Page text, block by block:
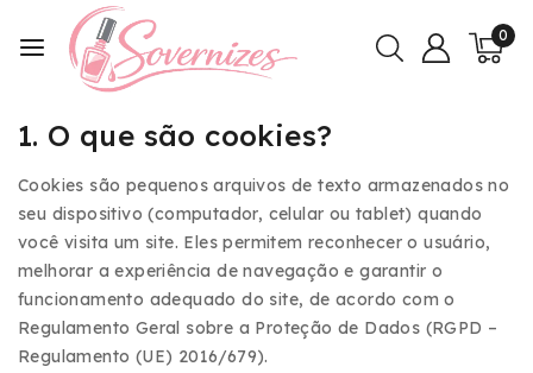
0
1. O que são cookies?
Cookies são pequenos arquivos de texto armazenados no
seu dispositivo (computador, celular ou tablet) quando
você visita um site. Eles permitem reconhecer o usuário,
melhorar a experiência de navegação e garantir o
funcionamento adequado do site, de acordo com o
Regulamento Geral sobre a Proteção de Dados (RGPD –
Regulamento (UE) 2016/679).